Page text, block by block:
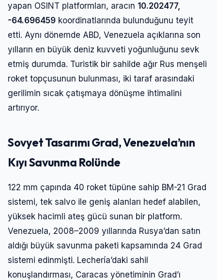
yapan OSINT platformları, aracın 10.202477,
-64.696459 koordinatlarında bulunduğunu teyit
etti. Aynı dönemde ABD, Venezuela açıklarına son
yılların en büyük deniz kuvveti yoğunluğunu sevk
etmiş durumda. Turistik bir sahilde ağır Rus menşeli
roket topçusunun bulunması, iki taraf arasındaki
gerilimin sıcak çatışmaya dönüşme ihtimalini
artırıyor.
Sovyet Tasarımı Grad, Venezuela’nın
Kıyı Savunma Rolünde
122 mm çapında 40 roket tüpüne sahip BM-21 Grad
sistemi, tek salvo ile geniş alanları hedef alabilen,
yüksek hacimli ateş gücü sunan bir platform.
Venezuela, 2008–2009 yıllarında Rusya’dan satın
aldığı büyük savunma paketi kapsamında 24 Grad
sistemi edinmişti. Lechería’daki sahil
konuşlandırması, Caracas yönetiminin Grad’ı